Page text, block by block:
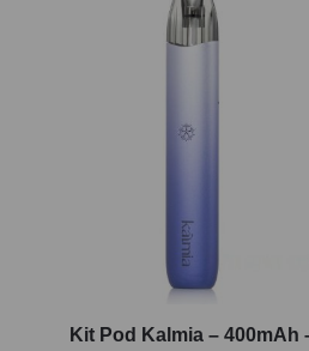
Kit Pod Kalmia – 400mAh